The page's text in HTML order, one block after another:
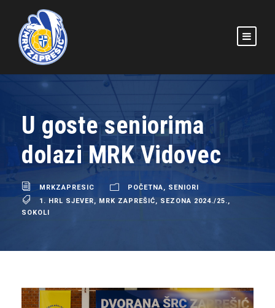
U goste seniorima
dolazi MRK Vidovec
MRKZAPRESIC POČETNA
SENIORI
1. HRL SJEVER
MRK ZAPREŠIĆ SEZONA 2024./25.
SOKOLI